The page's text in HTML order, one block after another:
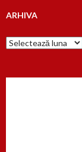
ARHIVA
Arhiva